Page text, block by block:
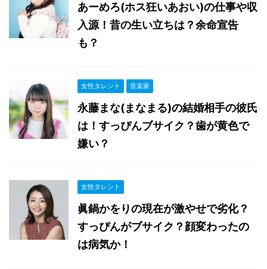
あーめろ(ホス狂いあおい)の仕事や収
入源！昔の生い立ちは？余命宣告
も？
女性タレント 音楽家
永藤まな(まなまる)の結婚相手の彼氏
は！すっぴんブサイク？歯が黄色で
嫌い？
女性タレント
眞鍋かをりの現在が激やせで劣化？
すっぴんがブサイク？顔変わったの
は病気か！